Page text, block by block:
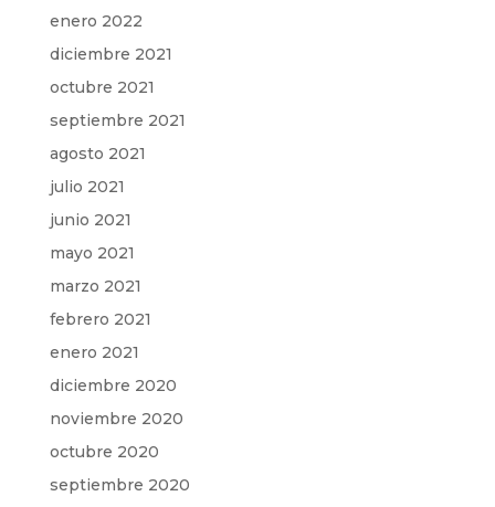
enero 2022
diciembre 2021
octubre 2021
septiembre 2021
agosto 2021
julio 2021
junio 2021
mayo 2021
marzo 2021
febrero 2021
enero 2021
diciembre 2020
noviembre 2020
octubre 2020
septiembre 2020